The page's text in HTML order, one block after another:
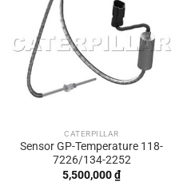
CATERPILLAR
Sensor GP-Temperature 118-
7226/134-2252
5,500,000₫